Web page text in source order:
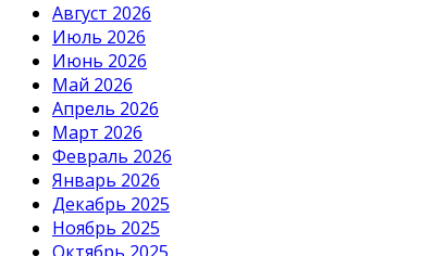
Август 2026
Июль 2026
Июнь 2026
Май 2026
Апрель 2026
Март 2026
Февраль 2026
Январь 2026
Декабрь 2025
Ноябрь 2025